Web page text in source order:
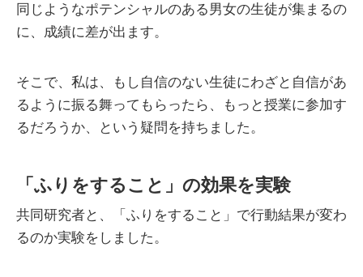
同じようなポテンシャルのある男女の生徒が集まるの
に、成績に差が出ます。
そこで、私は、もし自信のない生徒にわざと自信があ
るように振る舞ってもらったら、もっと授業に参加す
るだろうか、という疑問を持ちました。
「ふりをすること」の効果を実験
共同研究者と、「ふりをすること」で行動結果が変わ
るのか実験をしました。